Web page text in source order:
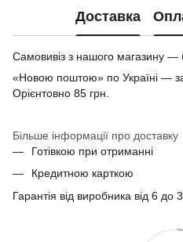
Доставка
Самовивіз з нашого магазину —
«Новою поштою» по Україні —
Орієнтовно 85 грн.
Більше інформації про доставку
Готівкою при отриманні
Кредитною карткою
Гарантія від виробника від 6 до